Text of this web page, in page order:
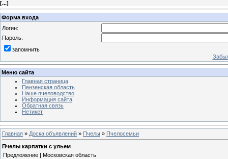
[...]
Форма входа
Логин:
Пароль:
запомнить
Меню сайта
Главная страница
Пензенская область
Наше пчеловодство
Информация сайта
Обратная связь
Нетикет
Главная » Доска объявлений » Пчелы » Пчелосемьи
Пчелы карпатки с ульем
Предложение | Московская область